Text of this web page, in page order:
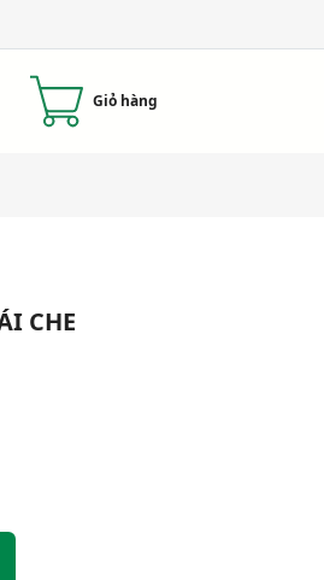
Giỏ hàng
CHE